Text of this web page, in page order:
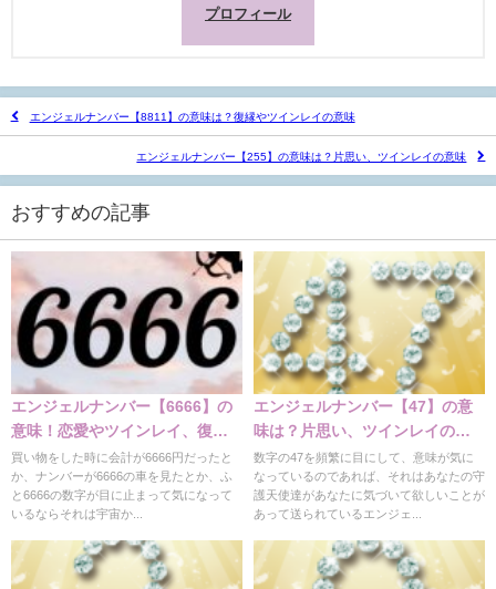
プロフィール
エンジェルナンバー【8811】の意味は？復縁やツインレイの意味
エンジェルナンバー【255】の意味は？片思い、ツインレイの意味
おすすめの記事
エンジェルナンバー【6666】の
意味！恋愛やツインレイ、復縁
など
買い物をした時に会計が6666円だったと
か、ナンバーが6666の車を見たとか、ふ
と6666の数字が目に止まって気になって
いるならそれは宇宙か...
エンジェルナンバー【47】の意
味は？片思い、ツインレイの意
味
数字の47を頻繁に目にして、意味が気に
なっているのであれば、それはあなたの守
護天使達があなたに気づいて欲しいことが
あって送られているエンジェ...